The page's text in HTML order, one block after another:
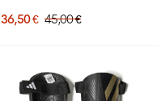
36,50 € 45,00 €